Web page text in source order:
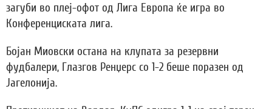
загуби во плеј-офот од Лига Европа ќе игра во
Конференциската лига.
Бојан Миовски остана на клупата за резервни
фудбалери, Глазгов Ренџерс со 1-2 беше поразен од
Јагелонија.